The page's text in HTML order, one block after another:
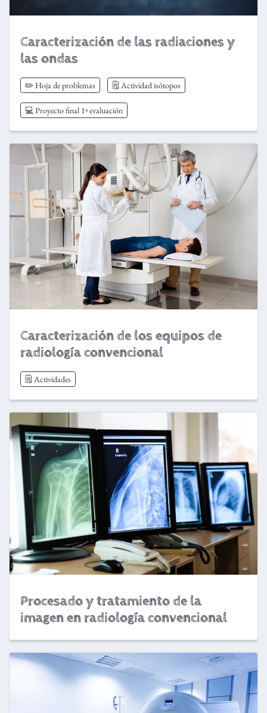
Caracterización de las radiaciones y
las ondas
✏️ Hoja de problemas 🗒️ Actividad isótopos
💻 Proyecto final 1ª evaluación
Caracterización de los equipos de
radiología convencional
🗒️ Actividades
Procesado y tratamiento de la
imagen en radiología convencional